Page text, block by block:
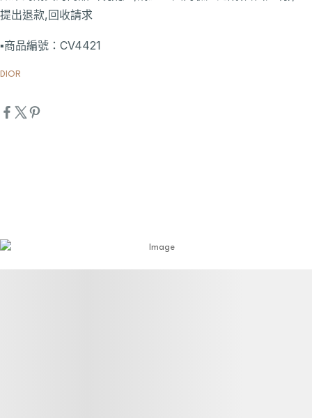
提出退款,回收請求
▪️商品編號：CV4421
DIOR